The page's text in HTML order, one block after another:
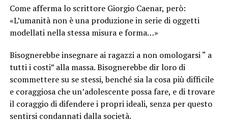
Come afferma lo scrittore Giorgio Caenar, però:
«L’umanità non è una produzione in serie di oggetti
modellati nella stessa misura e forma…»
Bisognerebbe insegnare ai ragazzi a non omologarsi “ a
tutti i costi” alla massa. Bisognerebbe dir loro di
scommettere su se stessi, benché sia la cosa più difficile
e coraggiosa che un’adolescente possa fare, e di trovare
il coraggio di difendere i propri ideali, senza per questo
sentirsi condannati dalla società.